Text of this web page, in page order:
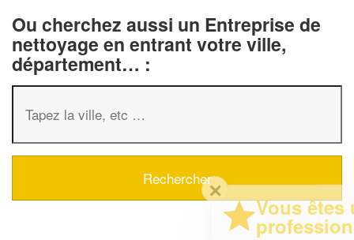
Ou cherchez aussi un Entreprise de
nettoyage en entrant votre ville,
département… :
Vous êtes un
professionnel ?